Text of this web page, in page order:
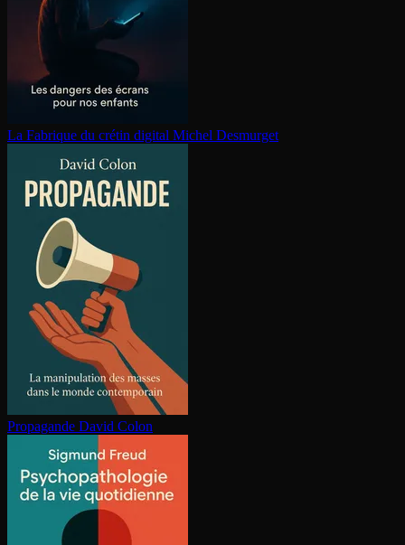
La Fabrique du crétin digital Michel Desmurget
Propagande David Colon